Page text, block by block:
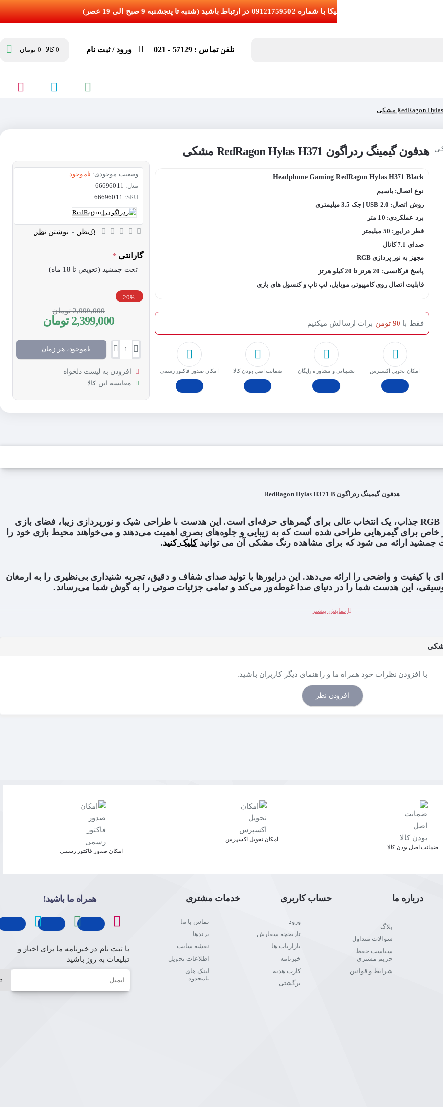
تلفن تماس : 57129 - 021 ورود / ثبت نام 0 کالا - 0 تومان
هدفون گیمینگ ردراگون RedRagon Hylas H371 مشکی
Headphone Gaming RedRagon Hylas H371 Black
نوع اتصال: باسیم
روش اتصال: USB 2.0 | جک 3.5 میلیمتری
برد عملکردی: 10 متر
قطر درایور: 50 میلیمتر
صدای 7.1 کانال
مجهز به نور پردازی RGB
پاسخ فرکانسی: 20 هرتز تا 20 کیلو هرتز
قابلیت اتصال روی کامپیوتر، موبایل، لپ تاپ و کنسول های بازی
امکان تحویل اکسپرس پشتیبانی و مشاوره رایگان ﺿﻤﺎﻧﺖ اﺻﻞ ﺑﻮدن ﮐﺎﻟﺎ امکان صدور فاکتور رسمی
فقط با 90 تومن برات ارسالش میکنیم
وضعیت موجودی: ناموجود
مدل: 66696011
SKU:
66696011
0 نظر - نوشتن نظر
گارانتی
تخت جمشید (تعویض تا 18 ماه)
-20%
2,399,000 تومان
2,999,000 تومان
ناموجود، هر زمان موجود شد خبرم کن
افزودن به لیست دلخواه
مقایسه این کالا
هدفون گیمینگ ردراگون RedRagon Hylas H371 B
RGBجذاب، یک انتخاب عالی برای گیمرهای حرفه‌ای است. این هدست با طراحی شیک و نورپردازی زیبا، فضای بازی
خاص برای گیمرهایی طراحی شده است که به زیبایی و جلوه‌های بصری اهمیت می‌دهند و می‌خواهند محیط بازی خود را
ارائه می شود که برای مشاهده رنگ مشکی آن می توانیدکلیک کنید.
50 میلی‌متری، صدای با کیفیت و واضحی را ارائه می‌دهد. این درایورها با تولید صدای شفاف و دقیق، تجربه شنیداری بی‌نظیری را به ارمغان
این هدست شما را در دنیای صدا غوطه‌ور می‌کند و تمامی جزئیات صوتی را به گوش شما می‌رساند.
واضح و بدون اختلال خواهد بود
، نینتندو سوئیچ،Xbox Oneو نوت‌بوک‌ها سازگار می‌کند. این ویژگی به شما امکان می‌دهد تا هدست خود را به راحتی با
حجم صدا را به راحتی و به دلخواه خود تنظیم کنید
هستید،
گزینه‌ای ایده‌آل برای شماست. از صدای شفاف و دقیق، راحتی در استفاده طولانی‌مدت و
با افزودن نظرات خود همراه ما و راهنمای دیگر کاربران باشید.
افزودن نظر
ﺿﻤﺎﻧﺖ اﺻﻞ ﺑﻮدن ﮐﺎﻟﺎ
اﻣﮑﺎن ﺗﺤﻮﯾﻞ اﮐﺴﭙﺮس
امکان صدور فاکتور رسمی
درباره ما
بلاگ
سوالات متداول
سیاست حفظ
حریم مشتری
شرایط و قوانین
حساب کاربری
ورود
تاریخچه سفارش
بازاریاب ها
خبرنامه
کارت هدیه
برگشتی
خدمات مشتری
تماس با ما
برندها
نقشه سایت
اطلاعات تحویل
لینک های
نامحدود
همراه ما باشید!
با ثبت نام در خبرنامه ما برای اخبار و
تبلیغات به روز باشید
ایمیل